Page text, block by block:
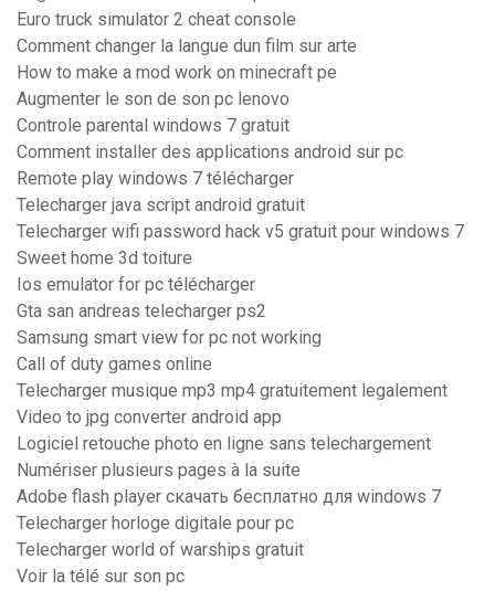
Euro truck simulator 2 cheat console
Comment changer la langue dun film sur arte
How to make a mod work on minecraft pe
Augmenter le son de son pc lenovo
Controle parental windows 7 gratuit
Comment installer des applications android sur pc
Remote play windows 7 télécharger
Telecharger java script android gratuit
Telecharger wifi password hack v5 gratuit pour windows 7
Sweet home 3d toiture
Ios emulator for pc télécharger
Gta san andreas telecharger ps2
Samsung smart view for pc not working
Call of duty games online
Telecharger musique mp3 mp4 gratuitement legalement
Video to jpg converter android app
Logiciel retouche photo en ligne sans telechargement
Numériser plusieurs pages à la suite
Adobe flash player скачать бесплатно для windows 7
Telecharger horloge digitale pour pc
Telecharger world of warships gratuit
Voir la télé sur son pc